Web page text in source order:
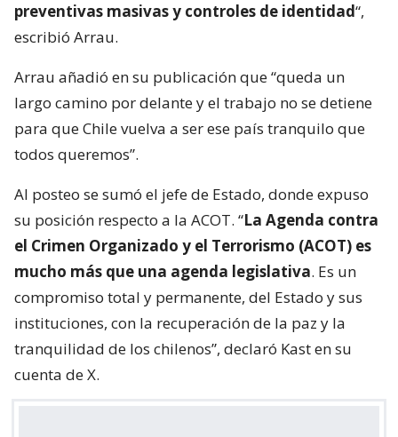
preventivas masivas y controles de identidad“,
escribió Arrau.
Arrau añadió en su publicación que “queda un
largo camino por delante y el trabajo no se detiene
para que Chile vuelva a ser ese país tranquilo que
todos queremos”.
Al posteo se sumó el jefe de Estado, donde expuso
su posición respecto a la ACOT. “La Agenda contra
el Crimen Organizado y el Terrorismo (ACOT) es
mucho más que una agenda legislativa. Es un
compromiso total y permanente, del Estado y sus
instituciones, con la recuperación de la paz y la
tranquilidad de los chilenos”, declaró Kast en su
cuenta de X.